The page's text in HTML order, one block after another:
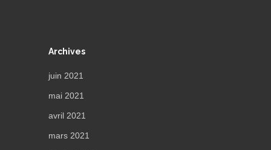
Archives
juin 2021
mai 2021
avril 2021
mars 2021